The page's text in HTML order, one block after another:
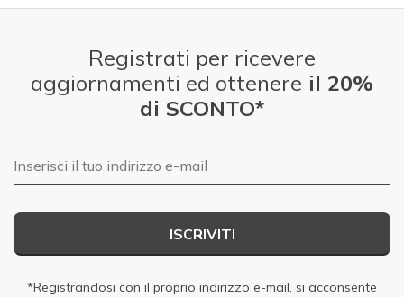
Registrati per ricevere
aggiornamenti ed ottenere il 20%
di SCONTO*
E-mail
ISCRIVITI
*Registrandosi con il proprio indirizzo e-mail, si acconsente